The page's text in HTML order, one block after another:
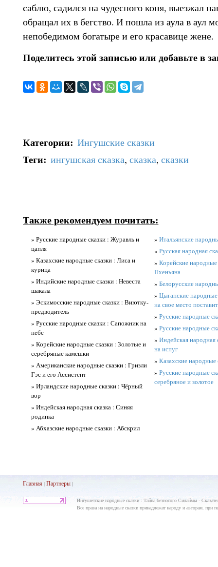
саблю, садился на чудесного коня, выезжал
обращал их в бегство. И пошла из аула в аул
непобедимом богатыре и его красавице жене.
Поделитесь этой записью или добавьте в
Категории: Ингушские сказки
Теги: ингушская сказка, сказка, сказки
Также рекомендуем почитать:
» Русские народные сказки : Журавль и
цапля
» Казахские народные сказки : Лиса и
курица
» Индийские народные сказки : Невеста
шакала
» Эскимосские народные сказки : Виютку-
предводитель
» Русские народные сказки : Сапожник на
небе
» Корейские народные сказки : Золотые и
серебряные камешки
» Американские народные сказки : Гризли
Гэс и его Ассистент
» Ирландские народные сказки : Чёрный
вор
» Индейская народная сказка : Синяя
родинка
» Абхазские народные сказки : Абскрил
» Итальянские
» Русская народная
» Корейские народные
Пхеньяна
» Белорусские
» Цыганские народные
на свое место
» Русские народные
» Русские народные
» Индейская народная
на испуг
» Казахские
» Русские народные
серебряное и золотое
Главная| Партнеры|
Ингушетские народные сказки : Тайна безносого Силаймы -
Все права на народные сказки принадлежат народу и авторам, при